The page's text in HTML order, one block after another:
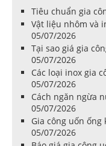
Tiêu chuẩn gia
Vật liệu nhôm và
05/07/2026
Tại sao giá gia
05/07/2026
Các loại inox gia
05/07/2026
Cách ngăn ngừa
05/07/2026
Gia công uốn
05/07/2026